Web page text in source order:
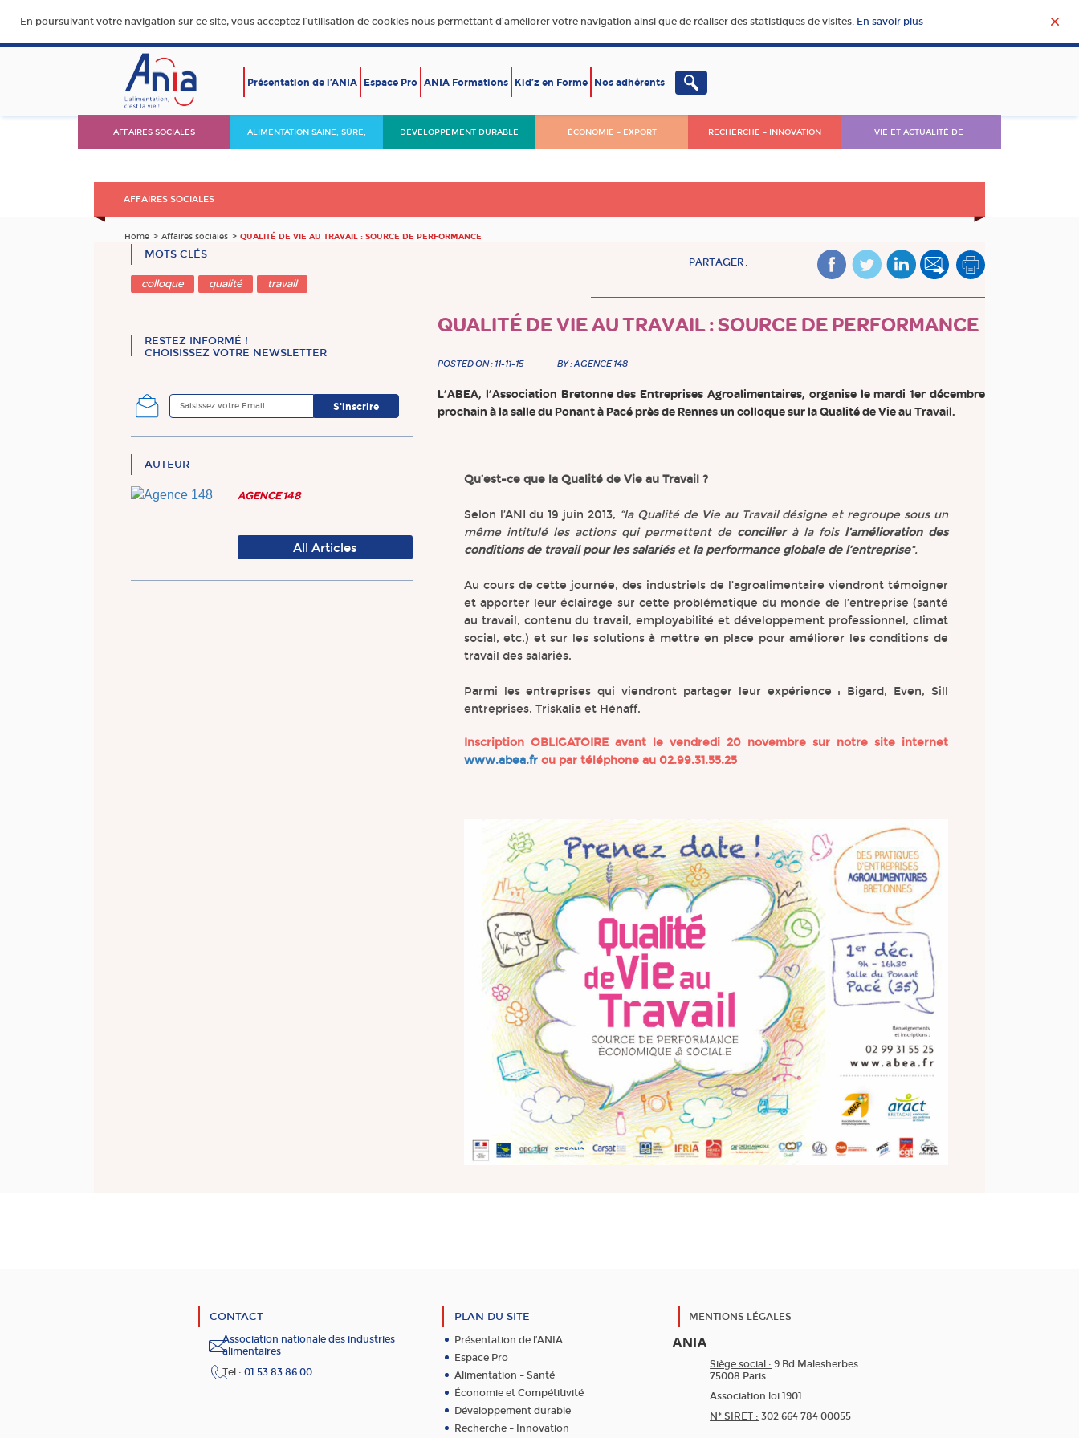
En poursuivant votre navigation sur ce site, vous acceptez l’utilisation de cookies nous permettant d’améliorer votre navigation ainsi que de réaliser des statistiques de visites. En savoir plus
Présentation de l’ANIA Espace Pro ANIA Formations Kid’z en Forme Nos adhérents
AFFAIRES SOCIALES ALIMENTATION SAINE, SÛRE, DÉVELOPPEMENT DURABLE ÉCONOMIE – EXPORT RECHERCHE – INNOVATION VIE ET ACTUALITÉ DE
AFFAIRES SOCIALES
Home Affaires sociales QUALITÉ DE VIE AU TRAVAIL : SOURCE DE PERFORMANCE
PARTAGER :
QUALITÉ DE VIE AU TRAVAIL : SOURCE DE PERFORMANCE
POSTED ON : 11-11-15 BY : AGENCE 148
L’ABEA, l’Association Bretonne des Entreprises Agroalimentaires, organise le mardi 1er décembre
prochain à la salle du Ponant à Pacé près de Rennes un colloque sur la Qualité de Vie au Travail.
MOTS CLÉS
colloque qualité travail
RESTEZ INFORMÉ !
CHOISISSEZ VOTRE NEWSLETTER
AUTEUR
AGENCE 148
All Articles
Qu’est-ce que la Qualité de Vie au Travail ?
Selon l’ANI du 19 juin 2013, “la Qualité de Vie au Travail désigne et regroupe sous un
même intitulé les actions qui permettent de concilierà la fois l’amélioration des
conditions de travail pour les salariéset la performance globale de l’entreprise“.
Au cours de cette journée, des industriels de l’agroalimentaire viendront témoigner
et apporter leur éclairage sur cette problématique du monde de l’entreprise (santé
au travail, contenu du travail, employabilité et développement professionnel, climat
social, etc.) et sur les solutions à mettre en place pour améliorer les conditions de
travail des salariés.
Parmi les entreprises qui viendront partager leur expérience : Bigard, Even, Sill
entreprises, Triskalia et Hénaff.
Inscription OBLIGATOIRE avant le vendredi 20 novembre sur notre site internet
www.abea.frou par téléphone au 02.99.31.55.25
CONTACT
Association nationale des industries
alimentaires
Tel : 01 53 83 86 00
PLAN DU SITE
Présentation de l’ANIA
Espace Pro
Alimentation – Santé
Économie et Compétitivité
Développement durable
Recherche – Innovation
MENTIONS LÉGALES
ANIA
Siège social : 9 Bd Malesherbes
75008 Paris
Association loi 1901
N* SIRET : 302 664 784 00055